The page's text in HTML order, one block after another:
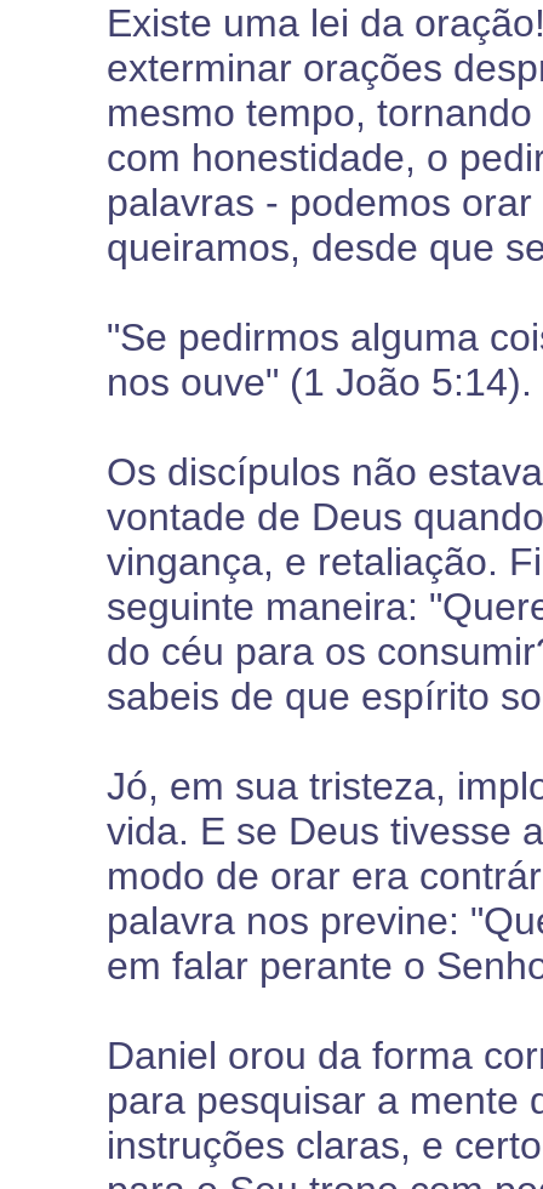
Existe uma lei da
exterminar orações
mesmo tempo,
com honestidade, o
palavras - podemos
queiramos, desde que
"Se pedirmos alguma
nos ouve" (1 João 5:14).
Os discípulos não
vontade de Deus
vingança, e retaliação.
seguinte maneira:
do céu para os
sabeis de que espírito
Jó, em sua tristeza,
vida. E se Deus tivesse
modo de orar era
palavra nos previne:
em falar perante o
Daniel orou da forma
para pesquisar a mente
instruções claras, e